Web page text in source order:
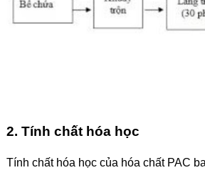
2. Tính chất hóa học
Tính chất hóa học của hóa chất PAC